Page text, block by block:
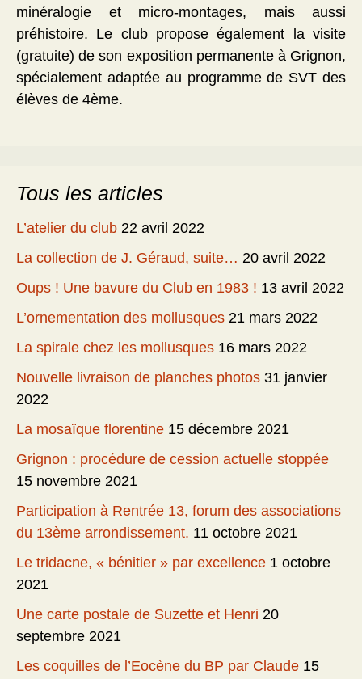
minéralogie et micro-montages, mais aussi
préhistoire. Le club propose également la visite
(gratuite) de son exposition permanente à Grignon,
spécialement adaptée au programme de SVT des
élèves de 4ème.
Tous les articles
L’atelier du club 22 avril 2022
La collection de J. Géraud, suite… 20 avril 2022
Oups ! Une bavure du Club en 1983 ! 13 avril 2022
L’ornementation des mollusques 21 mars 2022
La spirale chez les mollusques 16 mars 2022
Nouvelle livraison de planches photos 31 janvier
2022
La mosaïque florentine 15 décembre 2021
Grignon : procédure de cession actuelle stoppée
15 novembre 2021
Participation à Rentrée 13, forum des associations
du 13ème arrondissement. 11 octobre 2021
Le tridacne, « bénitier » par excellence 1 octobre
2021
Une carte postale de Suzette et Henri 20
septembre 2021
Les coquilles de l’Eocène du BP par Claude 15